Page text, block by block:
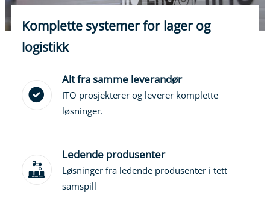
Komplette systemer for lager og
logistikk
Alt fra samme leverandør
ITO prosjekterer og leverer komplette
løsninger.
Ledende produsenter
Løsninger fra ledende produsenter i tett
samspill